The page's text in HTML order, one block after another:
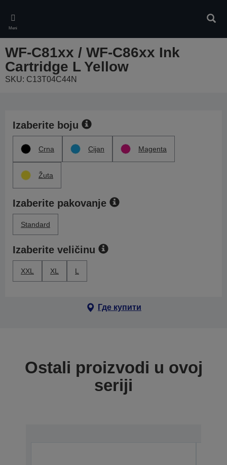
main
content
Meni
WF-C81xx / WF-C86xx Ink
Cartridge L Yellow
SKU: C13T04C44N
Izaberite boju
Crna Cijan Magenta
Žuta
Izaberite pakovanje
Standard
Izaberite veličinu
XXL XL L
Где купити
Ostali proizvodi u ovoj
seriji